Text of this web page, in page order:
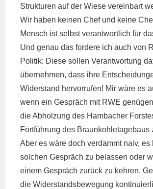
Strukturen auf der Wiese vereinbart
Wir haben keinen Chef und keine
Mensch ist selbst verantwortlich für
Und genau das fordere ich auch von
Politik: Diese sollen Verantwortung
übernehmen, dass ihre
Widerstand hervorrufen! Mir wäre es
wenn ein Gespräch mit RWE
die Abholzung des Hambacher
Fortführung des Braunkohletagebaus
Aber es wäre doch verdammt naiv, es
solchen Gespräch zu belassen oder
einem Gespräch zurück zu kehren.
die Widerstandsbewegung